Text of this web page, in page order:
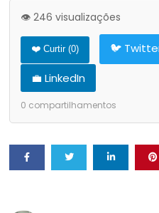
👁️ 246 visualizações
❤️ Curtir (0) 🐦
💼 LinkedIn
0 compartilhamentos